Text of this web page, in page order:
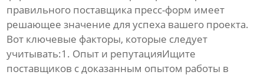
правильного поставщика пресс-форм имеет
решающее значение для успеха вашего проекта.
Вот ключевые факторы, которые следует
учитывать:1. Опыт и репутацияИщите
поставщиков с доказанным опытом работы в